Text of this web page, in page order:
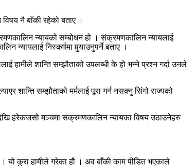
नै बाँकी रहेको बताए ।
न्यायको सम्बोधन हो । संक्रमणकालिन न्यायलाई
न्यायलाई निस्कर्षमा पुर्‍याउनुपर्ने बताए ।
हामीले शान्ति सम्झौताको उपलब्धी के हो भन्ने प्रश्न गर्दा उनले
शान्ति सम्झौताको मर्मलाई पूरा गर्न नसक्नु सिंगो राज्यको
हरेकजसो मञ्चमा संक्रमणकालिन न्यायका विषय उठाउनेहरु
कुरा हामीले गरेका हौ । अव बाँकी काम पीडित भएकाले